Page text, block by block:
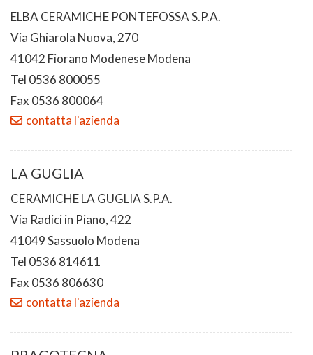
ELBA CERAMICHE PONTEFOSSA S.P.A.
Via Ghiarola Nuova, 270
41042 Fiorano Modenese Modena
Tel 0536 800055
Fax 0536 800064
contatta l'azienda
LA GUGLIA
CERAMICHE LA GUGLIA S.P.A.
Via Radici in Piano, 422
41049 Sassuolo Modena
Tel 0536 814611
Fax 0536 806630
contatta l'azienda